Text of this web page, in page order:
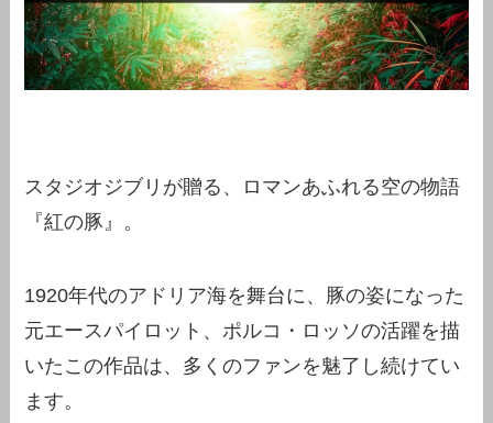
スタジオジブリが贈る、ロマンあふれる空の物語
『紅の豚』。
1920年代のアドリア海を舞台に、豚の姿になった
元エースパイロット、ポルコ・ロッソの活躍を描
いたこの作品は、多くのファンを魅了し続けてい
ます。